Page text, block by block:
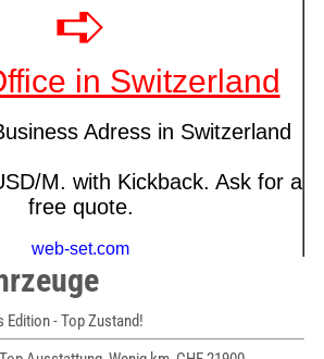
Edition - Top Zustand!